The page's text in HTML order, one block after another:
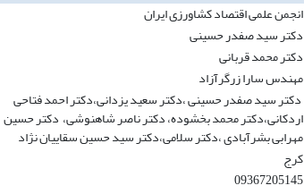
انجمن علمی اقتصاد کشاورزی ایران
دکتر سید صفدر حسینی
دکتر محمد قربانی
مهندس سارا زرگرآزاد
دکتر سید صفدر حسینی ،دکتر سعید یزدانی،دکتر احمد فتاحی
اردکانی،دکتر محمد بخشوده، دکتر ناصر شاهنوشی، دکتر حسین
مهرابی بشرآبادی ،دکتر سلامی،دکتر سید حسین سقاییان نژاد
کرج
09367205145